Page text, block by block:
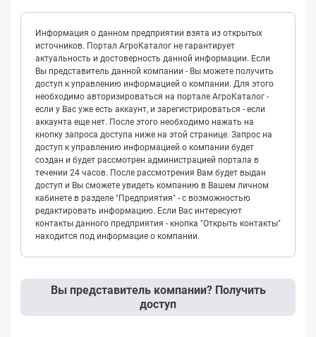
Информация о данном предприятии взята из открытых
источников. Портал АгроКаталог не гарантирует
актуальность и достоверность данной информации. Если
Вы представитель данной компании - Вы можете получить
доступ к управлению информацией о компании. Для этого
необходимо авторизироваться на портале АгроКаталог -
если у Вас уже есть аккаунт, и зарегистрироваться - если
аккаунта еще нет. После этого необходимо нажать на
кнопку запроса доступа ниже на этой странице. Запрос на
доступ к управлению информацией о компании будет
создан и будет рассмотрен администрацией портала в
течении 24 часов. После рассмотрения Вам будет выдан
доступ и Вы сможете увидеть компанию в Вашем личном
кабинете в разделе "Предприятия" - с возможностью
редактировать информацию. Если Вас интересуют
контакты данного предприятия - кнопка "Открыть контакты"
находится под информацие о компании.
Вы представитель компании? Получить
доступ